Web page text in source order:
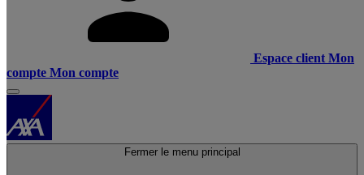
Espace client Mon
compte Mon compte
Fermer le menu principal